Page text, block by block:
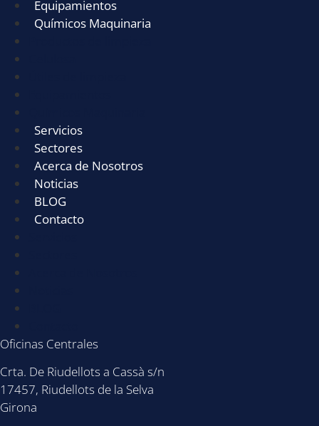
Equipamientos
Químicos Maquinaria
Servicios
Sectores
Acerca de Nosotros
Noticias
BLOG
Contacto
Oficinas Centrales
Crta. De Riudellots a Cassà s/n
17457, Riudellots de la Selva
Girona